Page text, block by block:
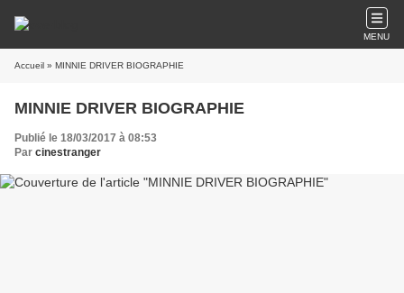
MENU
Accueil » MINNIE DRIVER BIOGRAPHIE
MINNIE DRIVER BIOGRAPHIE
Publié le 18/03/2017 à 08:53
Par cinestranger